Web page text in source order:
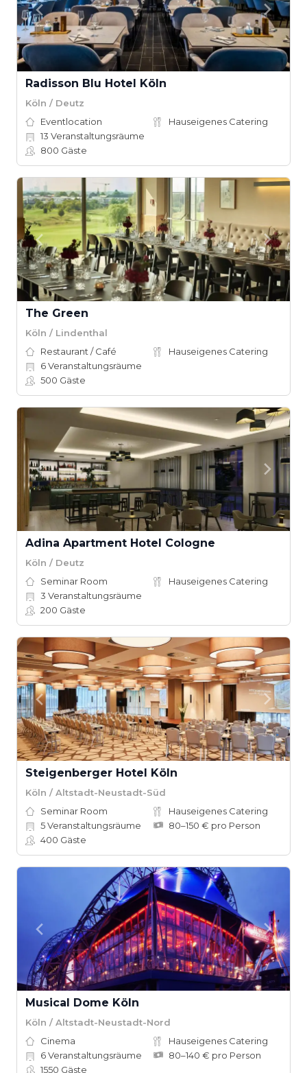
Radisson Blu Hotel Köln
Köln / Deutz
Eventlocation
Hauseigenes Catering
13 Veranstaltungsräume
800 Gäste
The Green
Köln / Lindenthal
Restaurant / Café
Hauseigenes Catering
6Veranstaltungsräume
500 Gäste
Adina Apartment Hotel Cologne
Köln / Deutz
Seminar Room
Hauseigenes Catering
3 Veranstaltungsräume
200 Gäste
Steigenberger Hotel Köln
Köln / Altstadt-Neustadt-Süd
Seminar Room
Hauseigenes Catering
5Veranstaltungsräume
80–150 € pro Person
400 Gäste
Musical Dome Köln
Köln / Altstadt-Neustadt-Nord
Cinema
Hauseigenes Catering
6Veranstaltungsräume
80–140 € pro Person
1550 Gäste